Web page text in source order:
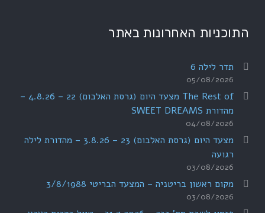
התוכניות האחרונות באתר
תדר לילה 6
05/08/2026
The Rest of מצעד היום (גרסת האלבום) 22 – 4.8.26 –
מהדורת SWEET DREAMS
04/08/2026
מצעד היום (גרסת האלבום) 23 – 3.8.26 – מהדורת לילה
רגועה
03/08/2026
מקום ראשון בריטניה – המצעד הבריטי 3/8/1988
03/08/2026